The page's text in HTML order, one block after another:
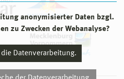
anonymisierter Daten bzgl.
zu Zwecken der Webanalyse?
die Datenverarbeitung.